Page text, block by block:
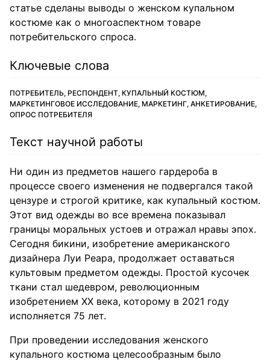
статье сделаны выводы о женском купальном
костюме как о многоаспектном товаре
потребительского спроса.
Ключевые слова
ПОТРЕБИТЕЛЬ, РЕСПОНДЕНТ, КУПАЛЬНЫЙ КОСТЮМ,
МАРКЕТИНГОВОЕ ИССЛЕДОВАНИЕ, МАРКЕТИНГ, АНКЕТИРОВАНИЕ,
ОПРОС ПОТРЕБИТЕЛЯ
Текст научной работы
Ни один из предметов нашего гардероба в
процессе своего изменения не подвергался такой
цензуре и строгой критике, как купальный костюм.
Этот вид одежды во все времена показывал
границы моральных устоев и отражал нравы эпох.
Сегодня бикини, изобретение американского
дизайнера Луи Реара, продолжает оставаться
культовым предметом одежды. Простой кусочек
ткани стал шедевром, революционным
изобретением ХХ века, которому в 2021 году
исполняется 75 лет.
При проведении исследования женского
купального костюма целесообразным было